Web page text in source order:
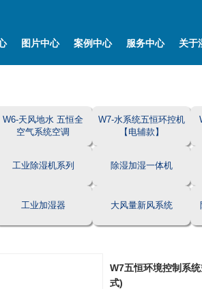
图片中心 案例中心 服务中心 关于
W6-天风地水 五恒全
空气系统空调
W7-水系统五恒环控机
【电辅款】
工业除湿机系列 除湿加湿一体机
工业加湿器 大风量新风系统
W7五恒环境控制系
式)